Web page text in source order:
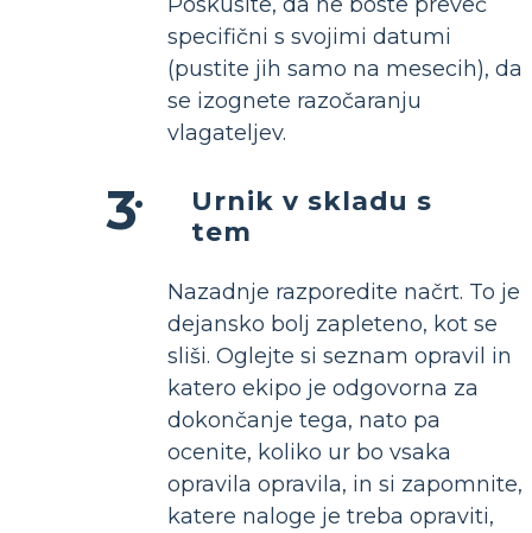
specifični s svojimi datumi
(pustite jih samo na mesecih), da
se izognete razočaranju
vlagateljev.
Urnik v skladu s
tem
Nazadnje razporedite načrt. To je
dejansko bolj zapleteno, kot se
sliši. Oglejte si seznam opravil in
katero ekipo je odgovorna za
dokončanje tega, nato pa
ocenite, koliko ur bo vsaka
opravila opravila, in si zapomnite,
katere naloge je treba opraviti,